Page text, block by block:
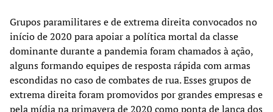
Grupos paramilitares e de extrema direita convocados no
início de 2020 para apoiar a política mortal da classe
dominante durante a pandemia foram chamados à ação,
alguns formando equipes de resposta rápida com armas
escondidas no caso de combates de rua. Esses grupos de
extrema direita foram promovidos por grandes empresas e
pela mídia na primavera de 2020 como ponta de lança dos